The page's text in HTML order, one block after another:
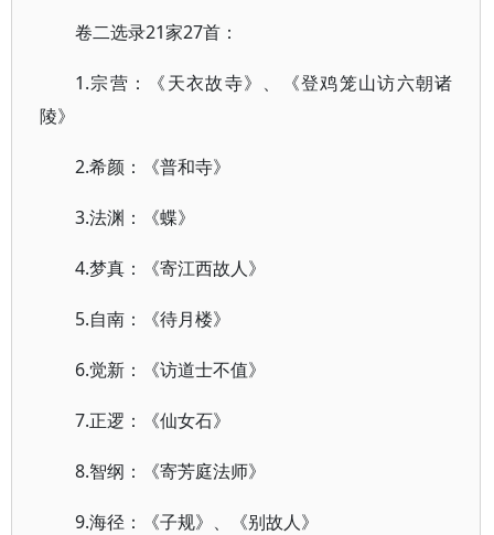
卷二选录21家27首：
1.宗营：《天衣故寺》、《登鸡笼山访六朝诸
陵》
2.希颜：《普和寺》
3.法渊：《蝶》
4.梦真：《寄江西故人》
5.自南：《待月楼》
6.觉新：《访道士不值》
7.正逻：《仙女石》
8.智纲：《寄芳庭法师》
9.海径：《子规》、《别故人》